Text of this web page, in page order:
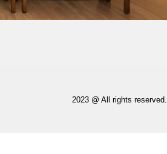
2023 @ All rights reserved.